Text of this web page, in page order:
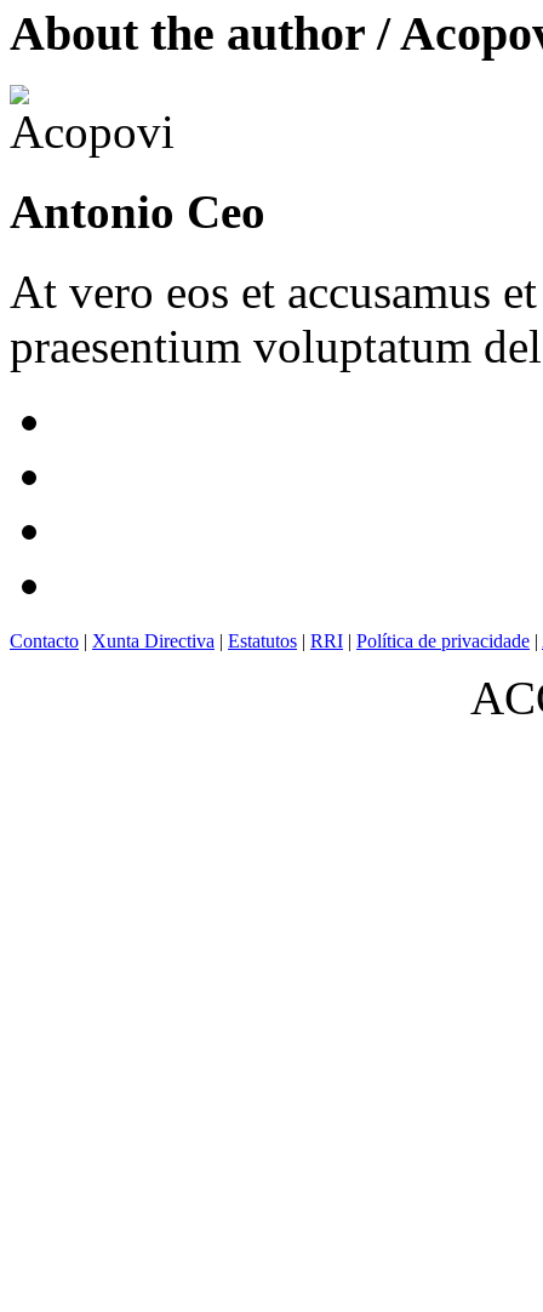
About the author /
Antonio Ceo
At vero eos et accusamus
praesentium voluptatum
Contacto | Xunta Directiva | Estatutos | RRI | Política de privacidade |